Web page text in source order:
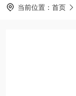
当前位置： 首页